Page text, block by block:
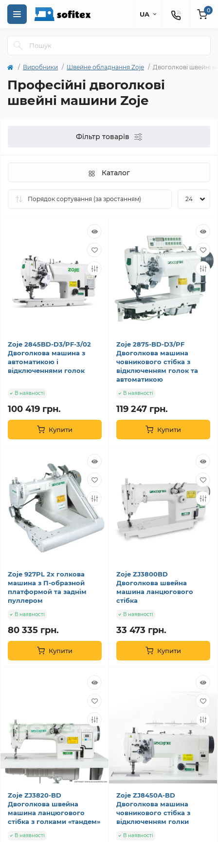
UA 0
Виробники Швейне обладнання Zoje Двоголкові швейні
Професійні двоголкові
швейні машини Zoje
Фільтр товарів
Каталог
Zoje 2845BD-D3/PF-3/02
Двоголкова машина з
автоматикою і
відключеннями голок
В наявності
100 419 грн.
Купити
Zoje 2875-BD-D3/PF
Двоголкова машина
човникового стібка з
відключенням голок та
автоматикою
В наявності
119 247 грн.
Купити
Zoje 927PL 2х голкова
машина з П-образной
платформой та заднім
пуллером
В наявності
80 335 грн.
Купити
Zoje ZJ3800BD
Двоголкова швейна
машина ланцюгового
стібка
В наявності
33 473 грн.
Купити
Zoje ZJ3820-BD
Двоголкова швейна
машина ланцюгового
стібка з голками «тандем»
В наявності
Zoje ZJ8450A-BD
Двоголкова машина
човникового стібка з
відключенням голки
В наявності